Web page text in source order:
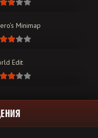
Minimap
Edit